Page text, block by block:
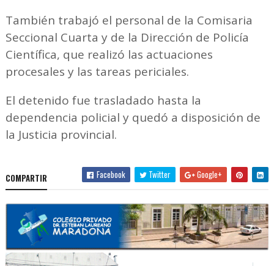
También trabajó el personal de la Comisaria
Seccional Cuarta y de la Dirección de Policía
Científica, que realizó las actuaciones
procesales y las tareas periciales.
El detenido fue trasladado hasta la
dependencia policial y quedó a disposición de
la Justicia provincial.
COMPARTIR Facebook Twitter Google+